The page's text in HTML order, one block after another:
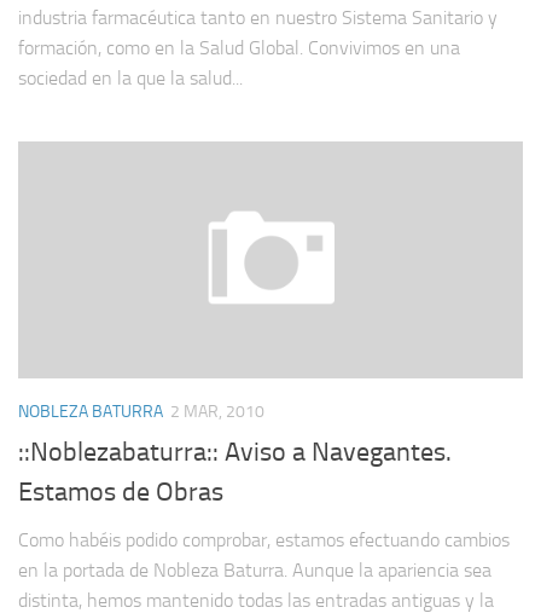
industria farmacéutica tanto en nuestro Sistema Sanitario y
formación, como en la Salud Global. Convivimos en una
sociedad en la que la salud...
NOBLEZA BATURRA 2 MAR, 2010
::Noblezabaturra:: Aviso a Navegantes.
Estamos de Obras
Como habéis podido comprobar, estamos efectuando cambios
en la portada de Nobleza Baturra. Aunque la apariencia sea
distinta, hemos mantenido todas las entradas antiguas y la